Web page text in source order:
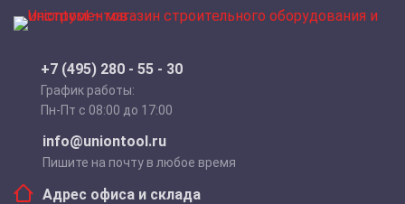
+7 (495) 280 - 55 - 30
График работы:
Пн-Пт с 08:00 до 17:00
info@uniontool.ru
Пишите на почту в любое время
Адрес офиса и склада